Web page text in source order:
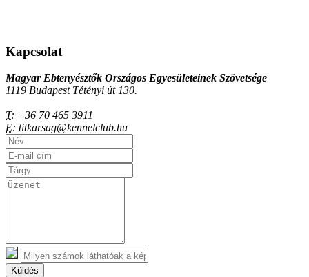
Kapcsolat
Magyar Ebtenyésztők Országos Egyesületeinek Szövetsége
1119 Budapest Tétényi út 130.
T: +36 70 465 3911
E: titkarsag@kennelclub.hu
Küldés